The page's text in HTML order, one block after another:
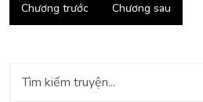
Chương trước Chương sau